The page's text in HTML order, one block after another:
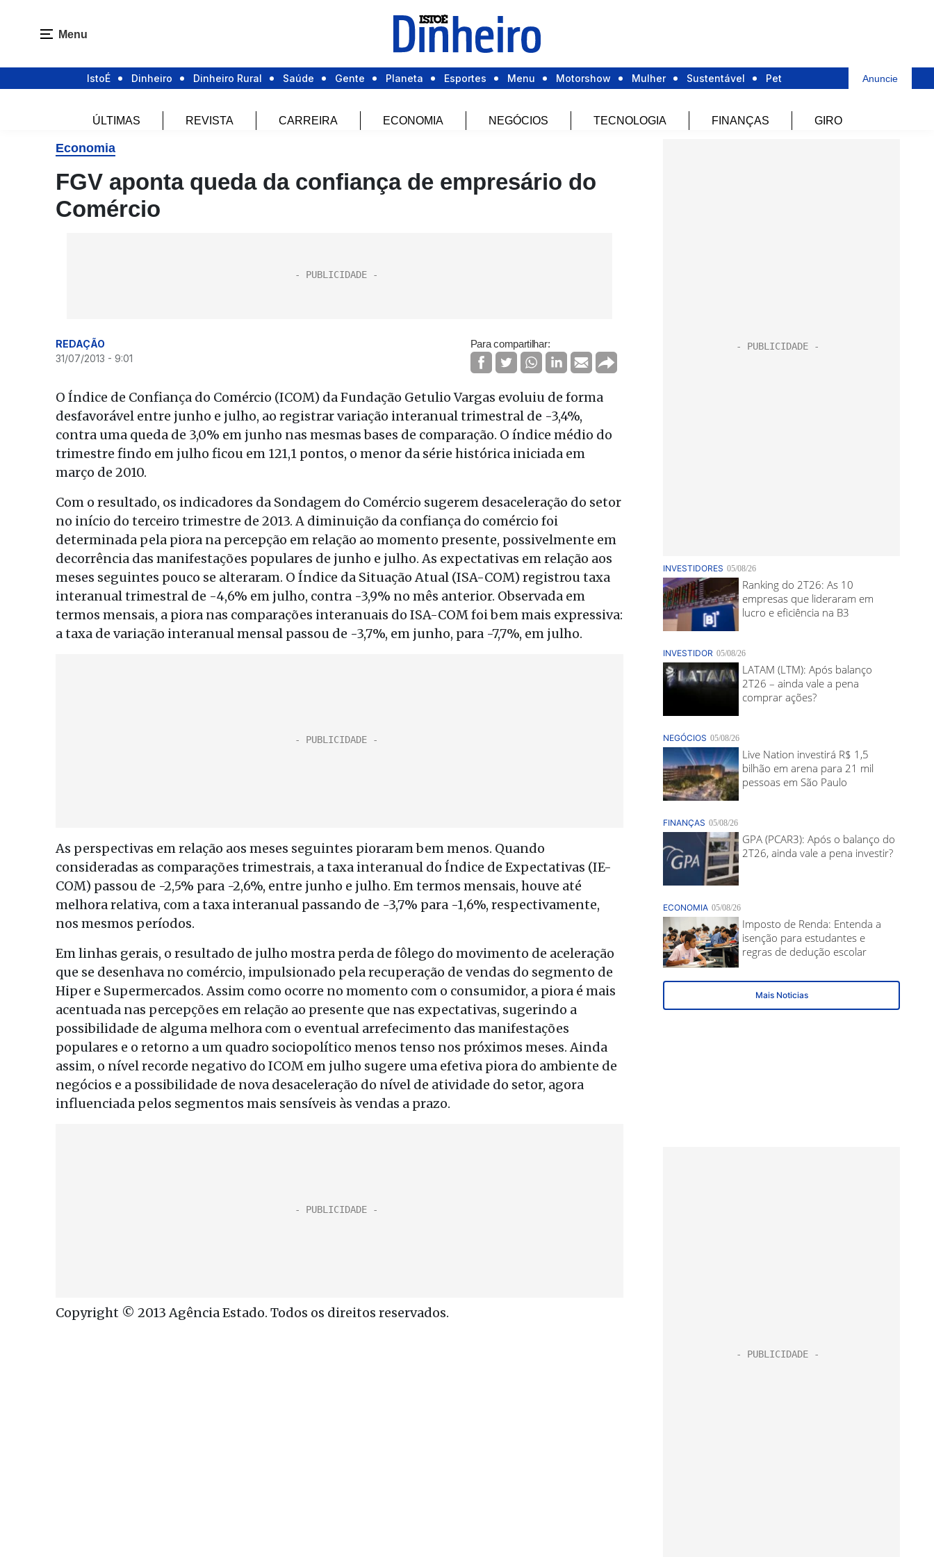
Menu
IstoÉ Dinheiro Dinheiro Rural Saúde Gente Planeta Esportes Menu Motorshow Mulher Sustentável Pet Anuncie
ÚLTIMAS REVISTA CARREIRA ECONOMIA NEGÓCIOS TECNOLOGIA FINANÇAS GIRO
Economia
FGV aponta queda da confiança de empresário do
Comércio
REDAÇÃO
31/07/2013 - 9:01
Para compartilhar:
O Índice de Confiança do Comércio (ICOM) da Fundação Getulio Vargas evoluiu de forma
desfavorável entre junho e julho, ao registrar variação interanual trimestral de -3,4%,
contra uma queda de 3,0% em junho nas mesmas bases de comparação. O índice médio do
trimestre findo em julho ficou em 121,1 pontos, o menor da série histórica iniciada em
março de 2010.
Com o resultado, os indicadores da Sondagem do Comércio sugerem desaceleração do setor
no início do terceiro trimestre de 2013. A diminuição da confiança do comércio foi
determinada pela piora na percepção em relação ao momento presente, possivelmente em
decorrência das manifestações populares de junho e julho. As expectativas em relação aos
meses seguintes pouco se alteraram. O Índice da Situação Atual (ISA-COM) registrou taxa
interanual trimestral de -4,6% em julho, contra -3,9% no mês anterior. Observada em
termos mensais, a piora nas comparações interanuais do ISA-COM foi bem mais expressiva:
a taxa de variação interanual mensal passou de -3,7%, em junho, para -7,7%, em julho.
As perspectivas em relação aos meses seguintes pioraram bem menos. Quando
consideradas as comparações trimestrais, a taxa interanual do Índice de Expectativas (IE-
COM) passou de -2,5% para -2,6%, entre junho e julho. Em termos mensais, houve até
melhora relativa, com a taxa interanual passando de -3,7% para -1,6%, respectivamente,
nos mesmos períodos.
Em linhas gerais, o resultado de julho mostra perda de fôlego do movimento de aceleração
que se desenhava no comércio, impulsionado pela recuperação de vendas do segmento de
Hiper e Supermercados. Assim como ocorre no momento com o consumidor, a piora é mais
acentuada nas percepções em relação ao presente que nas expectativas, sugerindo a
possibilidade de alguma melhora com o eventual arrefecimento das manifestações
populares e o retorno a um quadro sociopolítico menos tenso nos próximos meses. Ainda
assim, o nível recorde negativo do ICOM em julho sugere uma efetiva piora do ambiente de
negócios e a possibilidade de nova desaceleração do nível de atividade do setor, agora
influenciada pelos segmentos mais sensíveis às vendas a prazo.
Copyright © 2013 Agência Estado. Todos os direitos reservados.